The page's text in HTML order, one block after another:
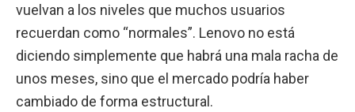
vuelvan a los niveles que muchos usuarios
recuerdan como “normales”. Lenovo no está
diciendo simplemente que habrá una mala racha de
unos meses, sino que el mercado podría haber
cambiado de forma estructural.